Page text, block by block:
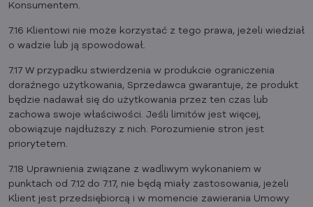
Konsumentem.
7.16 Klientowi nie może korzystać z tego prawa, jeżeli wiedział
o wadzie lub ją spowodował.
7.17 W przypadku stwierdzenia w produkcie ograniczenia
doraźnego użytkowania, Sprzedawca gwarantuje, że produkt
będzie nadawał się do użytkowania przez ten czas lub
zachowa swoje właściwości. Jeśli limitów jest więcej,
obowiązuje najdłuższy z nich. Porozumienie stron jest
priorytetem.
7.18 Uprawnienia związane z wadliwym wykonaniem w
punktach od 7.12 do 7.17, nie będą miały zastosowania, jeżeli
Klient jest przedsiębiorcą i w momencie zawierania Umowy